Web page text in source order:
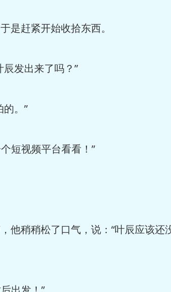
是赶紧开始收拾东西。
发出来了吗？”
。”
短视频平台看看！”
他稍稍松了口气，说：“叶辰应该还